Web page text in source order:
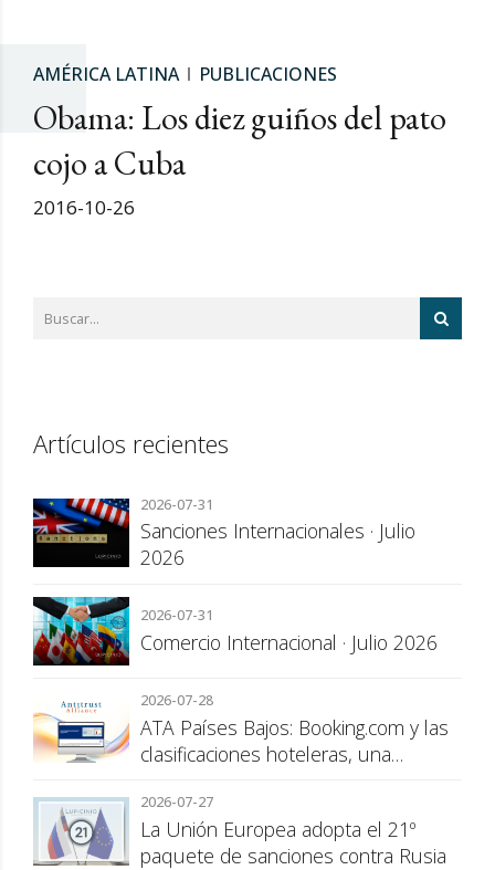
AMÉRICA LATINA PUBLICACIONES
Obama: Los diez guiños del pato
cojo a Cuba
2016-10-26
Artículos recientes
2026-07-31
Sanciones Internacionales · Julio
2026
2026-07-31
Comercio Internacional · Julio 2026
2026-07-28
ATA Países Bajos: Booking.com y las
clasificaciones hoteleras, una
consumidor
2026-07-27
La Unión Europea adopta el 21º
paquete de sanciones contra Rusia